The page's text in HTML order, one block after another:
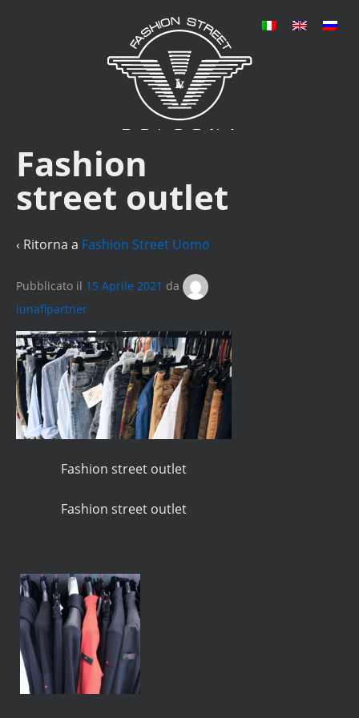
Fashion
street outlet
‹ Ritorna a Fashion Street Uomo
Pubblicato il 15 Aprile 2021 da
lunaflpartner
Fashion street outlet
Fashion street outlet